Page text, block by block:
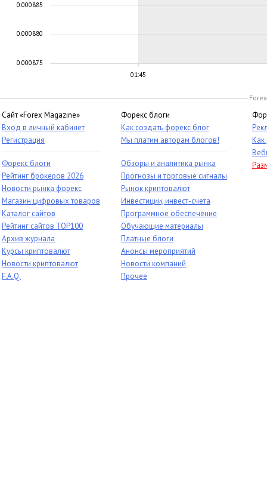
01:45
0.000875
0.000880
0.000885
Сайт «Forex Magazine»
Вход в личный кабинет
Регистрация
Форекс блоги
Рейтинг брокеров 2026
Новости рынка форекс
Магазин цифровых товаров
Каталог сайтов
Рейтинг сайтов TOP100
Архив журнала
Курсы криптовалют
Новости криптовалют
F.A.Q.
Форекс блоги
Как создать форекс блог
Мы платим авторам блогов!
Обзоры и аналитика рынка
Прогнозы и торговые сигналы
Рынок криптовалют
Инвестиции, инвест-счета
Программное обеспечение
Обучающие материалы
Платные блоги
Анонсы мероприятий
Новости компаний
Прочее
Как